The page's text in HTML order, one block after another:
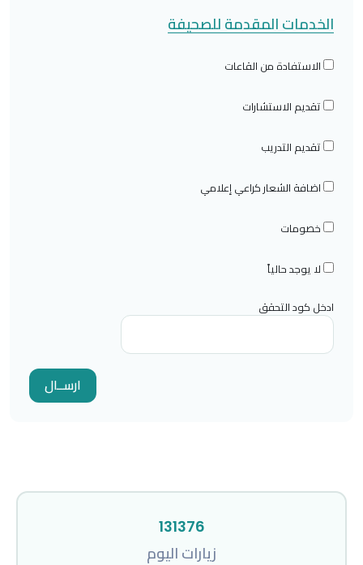
الخدمات المقدمة للصحيفة
الاستفادة من القاعات
تقديم الاستشارات
تقديم التدريب
اضافة الشعار كراعي إعلامي
خصومات
لا يوجد حالياً
ادخل كود التحقق
131376
زيارات اليوم